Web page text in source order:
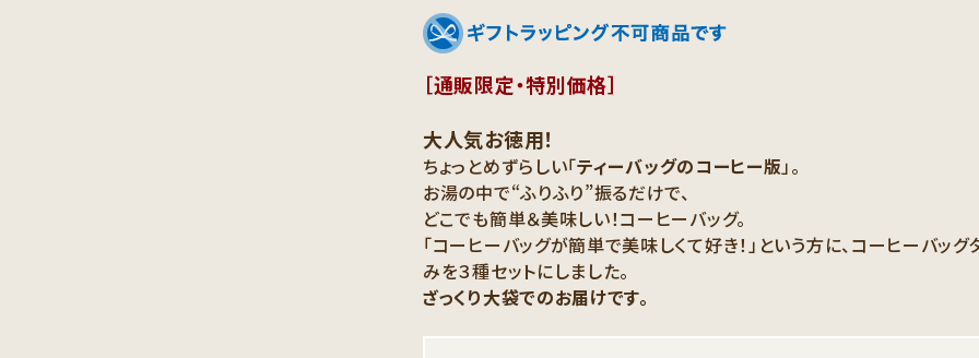
［通販限定・特別価格］
大人気お徳用！
ちょっとめずらしい「ティーバッグのコーヒー版」。
お湯の中で“ふりふり”振るだけで、
どこでも簡単＆美味しい！コーヒーバッグ。
「コーヒーバッグが簡単で美味しくて好き！」という方に、コーヒーバッグ
みを３種セットにしました。
ざっくり大袋でのお届けです。